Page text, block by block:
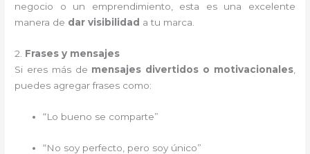
negocio o un emprendimiento, esta es una excelente
manera de dar visibilidad a tu marca.
2. Frases y mensajes
Si eres más de mensajes divertidos o motivacionales,
puedes agregar frases como:
“Lo bueno se comparte”
“No soy perfecto, pero soy único”